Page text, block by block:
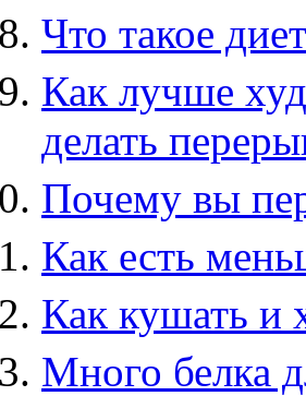
Что такое
Как лучше
делать
Почему вы
Как есть
Как кушать и
Много белка